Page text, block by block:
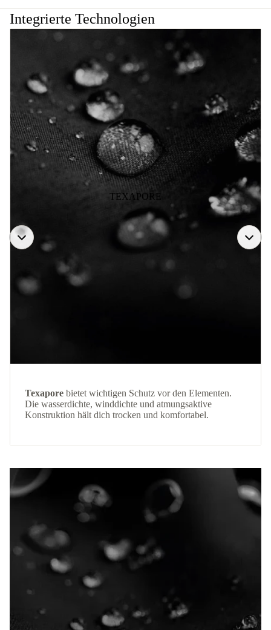
Integrierte Technologien
TEXAPORE
Texapore bietet wichtigen Schutz vor den Elementen.
Die wasserdichte, winddichte und atmungsaktive
Konstruktion hält dich trocken und komfortabel.